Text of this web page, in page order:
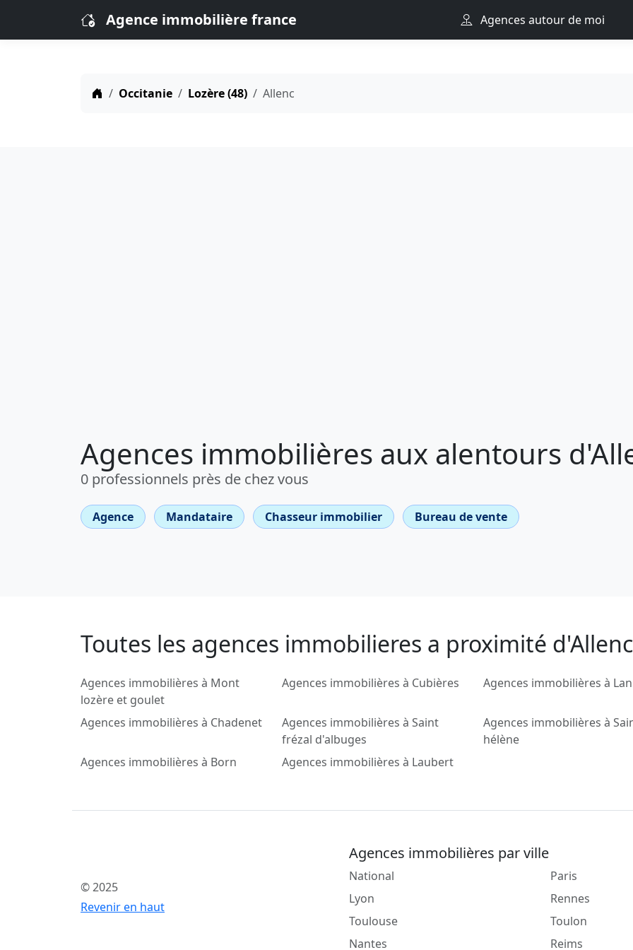
Agence immobilière france Agences autour de moi
Occitanie Lozère (48) Allenc
Agences immobilières aux alentours
0 professionnels près de chez vous
Agence Mandataire Chasseur immobilier Bureau de vente
Toutes les agences immobilieres a proximité d'Allenc
Agences immobilières à Mont
lozère et goulet
Agences immobilières à Cubières Agences immobilières à
Agences immobilières à Chadenet
Agences immobilières à Saint
frézal d'albuges
Agences immobilières à
hélène
Agences immobilières à Born
Agences immobilières à Laubert
© 2025
Revenir en haut
Agences immobilières par ville
National
Lyon
Toulouse
Nantes
Paris
Rennes
Toulon
Reims